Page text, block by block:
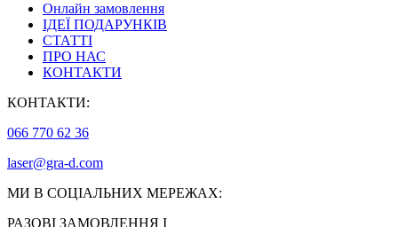
Онлайн замовлення
ІДЕЇ ПОДАРУНКІВ
СТАТТІ
ПРО НАС
КОНТАКТИ
КОНТАКТИ:
066 770 62 36
laser@gra-d.com
МИ В СОЦІАЛЬНИХ МЕРЕЖАХ:
РАЗОВІ ЗАМОВЛЕННЯ І